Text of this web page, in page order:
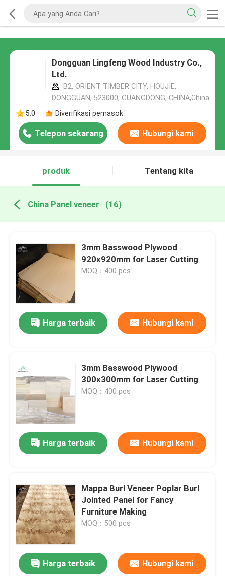
Dongguan Lingfeng Wood Industry Co.,
Ltd.
B2, ORIENT TIMBER CITY, HOUJIE,
DONGGUAN, 523000, GUANGDONG, CHINA,China
5.0
Diverifikasi pemasok
Telepon sekarang Hubungi kami
produk Tentang kita
China Panel veneer (16)
3mm Basswood Plywood
920x920mm for Laser Cutting
MOQ：400 pcs
Harga terbaik Hubungi kami
3mm Basswood Plywood
300x300mm for Laser Cutting
MOQ：400 pcs
Harga terbaik Hubungi kami
Mappa Burl Veneer Poplar Burl
Jointed Panel for Fancy
Furniture Making
MOQ：500 pcs
Harga terbaik Hubungi kami